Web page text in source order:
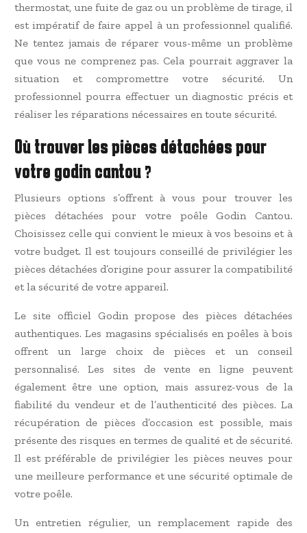
thermostat, une fuite de gaz ou un problème de tirage, il
est impératif de faire appel à un professionnel qualifié.
Ne tentez jamais de réparer vous-même un problème
que vous ne comprenez pas. Cela pourrait aggraver la
situation et compromettre votre sécurité. Un
professionnel pourra effectuer un diagnostic précis et
réaliser les réparations nécessaires en toute sécurité.
Où trouver les pièces détachées pour
votre godin cantou ?
Plusieurs options s’offrent à vous pour trouver les
pièces détachées pour votre poêle Godin Cantou.
Choisissez celle qui convient le mieux à vos besoins et à
votre budget. Il est toujours conseillé de privilégier les
pièces détachées d’origine pour assurer la compatibilité
et la sécurité de votre appareil.
Le site officiel Godin propose des pièces détachées
authentiques. Les magasins spécialisés en poêles à bois
offrent un large choix de pièces et un conseil
personnalisé. Les sites de vente en ligne peuvent
également être une option, mais assurez-vous de la
fiabilité du vendeur et de l’authenticité des pièces. La
récupération de pièces d’occasion est possible, mais
présente des risques en termes de qualité et de sécurité.
Il est préférable de privilégier les pièces neuves pour
une meilleure performance et une sécurité optimale de
votre poêle.
Un entretien régulier, un remplacement rapide des